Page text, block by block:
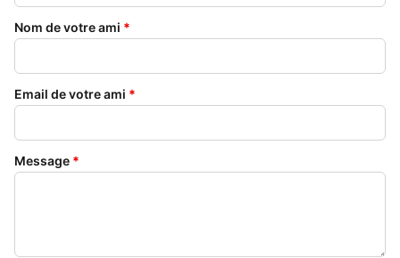
Nom de votre ami *
Email de votre ami *
Message *